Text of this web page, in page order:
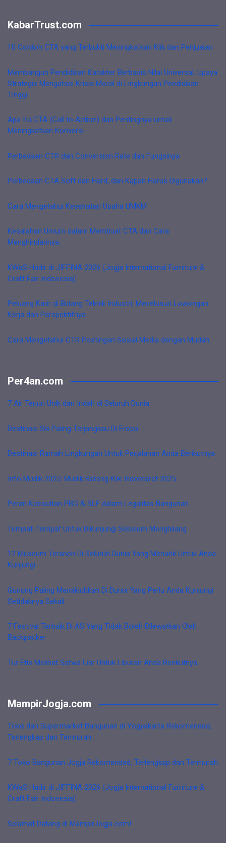
KabarTrust.com
10 Contoh CTA yang Terbukti Meningkatkan Klik dan Penjualan
Membangun Pendidikan Karakter Berbasis Nilai Universal: Upaya
Strategis Mengatasi Krisis Moral di Lingkungan Pendidikan
Tinggi
Apa Itu CTA (Call to Action) dan Pentingnya untuk
Meningkatkan Konversi
Perbedaan CTR dan Conversion Rate dan Fungsinya
Perbedaan CTA Soft dan Hard, dan Kapan Harus Digunakan?
Cara Mengetahui Kesehatan Usaha UMKM
Kesalahan Umum dalam Membuat CTA dan Cara
Menghindarinya
KWaS Hadir di JIFFINA 2026 (Jogja International Furniture &
Craft Fair Indonesia)
Peluang Karir di Bidang Teknik Industri: Menelusuri Lowongan
Kerja dan Perspektifnya
Cara Mengetahui CTR Postingan Sosial Media dengan Mudah
Per4an.com
7 Air Terjun Unik dan Indah di Seluruh Dunia
Destinasi Ski Paling Terjangkau Di Eropa
Destinasi Ramah Lingkungan Untuk Perjalanan Anda Berikutnya
Info Mudik 2025: Mudik Bareng Klik Indomaret 2025
Peran Konsultan PBG & SLF dalam Legalitas Bangunan
Tempat-Tempat Untuk Dikunjungi Sebelum Menghilang
12 Museum Teraneh Di Seluruh Dunia Yang Menarik Untuk Anda
Kunjungi
Gunung Paling Menakjubkan Di Dunia Yang Perlu Anda Kunjungi
Setidaknya Sekali
7 Festival Terbaik Di AS Yang Tidak Boleh Dilewatkan Oleh
Backpacker
Tur Etis Melihat Satwa Liar Untuk Liburan Anda Berikutnya
MampirJogja.com
Toko dan Supermarket Bangunan di Yogyakarta Rekomended,
Terlengkap dan Termurah
7 Toko Bangunan Jogja Rekomended, Terlengkap dan Termurah
KWaS Hadir di JIFFINA 2026 (Jogja International Furniture &
Craft Fair Indonesia)
Selamat Datang di MampirJogja.com!